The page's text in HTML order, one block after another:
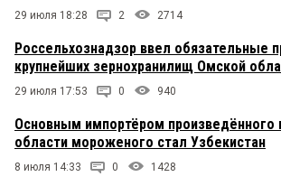
29 июля 18:28 2 2714
Россельхознадзор ввел обязательные
крупнейших зернохранилищ Омской
29 июля 17:53 0 940
Основным импортёром произведённого
области мороженого стал Узбекистан
8 июля 14:33 0 1428